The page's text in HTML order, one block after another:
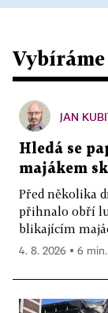
Vybíráme
JAN
Hledá se
majákem
Před několika
přihnalo obří
blikajícím
4. 8. 2026 ▪ 6